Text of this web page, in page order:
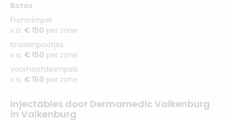
Botox
Fronsrimpel
v.a. € 150 per zone
Kraaienpootjes
v.a. € 150 per zone
Voorhoofdsrimpels
v.a. € 150 per zone
Injectables door Dermamedic Valkenburg
in Valkenburg